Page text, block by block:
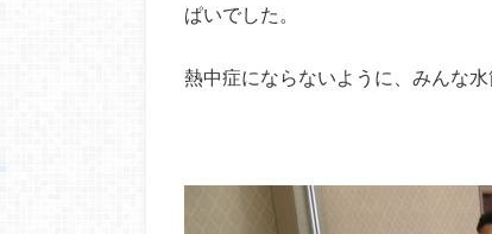
ぱいでした。
熱中症にならないように、みんな